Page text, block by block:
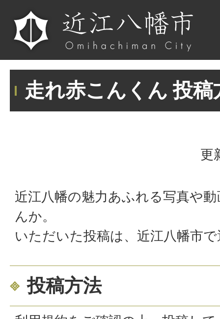
走れ赤こんくん 投稿
更
近江八幡の魅力あふれる写真や
んか。
いただいた投稿は、近江八幡市
投稿方法